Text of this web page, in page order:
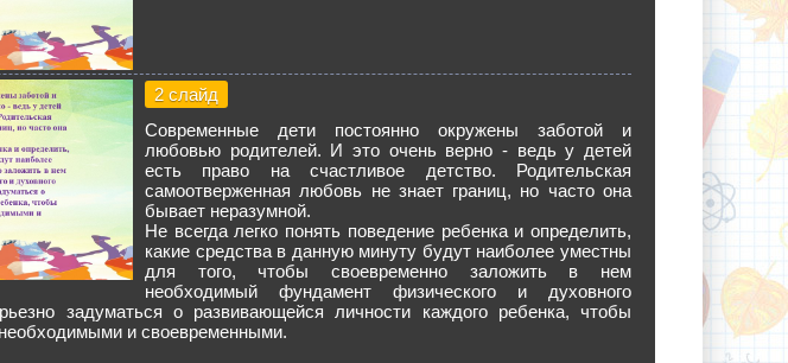
2 слайд
Современные дети постоянно окружены заботой и
любовью родителей. И это очень верно - ведь у детей
есть право на счастливое детство. Родительская
самоотверженная любовь не знает границ, но часто она
бывает неразумной.
Не всегда легко понять поведение ребенка и определить,
какие средства в данную минуту будут наиболее уместны
для того, чтобы своевременно заложить в нем
необходимый фундамент физического и духовного
задуматься о развивающейся личности каждого ребенка, чтобы
и своевременными.